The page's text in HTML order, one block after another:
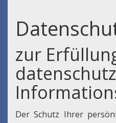
zur
Der Schutz Ihrer